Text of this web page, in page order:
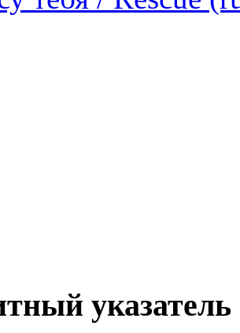
указатель